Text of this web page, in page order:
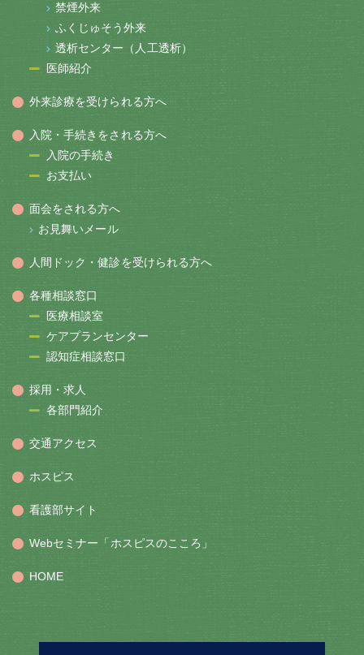
禁煙外来
ふくじゅそう外来
透析センター（人工透析）
医師紹介
外来診療を受けられる方へ
入院・手続きをされる方へ
入院の手続き
お支払い
面会をされる方へ
お見舞いメール
人間ドック・健診を受けられる方へ
各種相談窓口
医療相談室
ケアプランセンター
認知症相談窓口
採用・求人
各部門紹介
交通アクセス
ホスピス
看護部サイト
Webセミナー「ホスピスのこころ」
HOME